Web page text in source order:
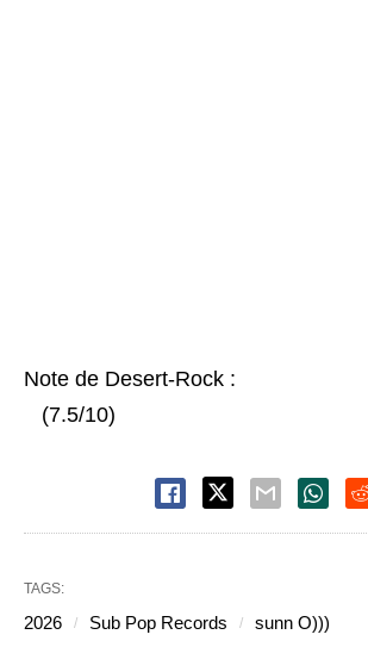
Note de Desert-Rock :
(7.5/10)
TAGS:
2026 Sub Pop Records sunn O)))